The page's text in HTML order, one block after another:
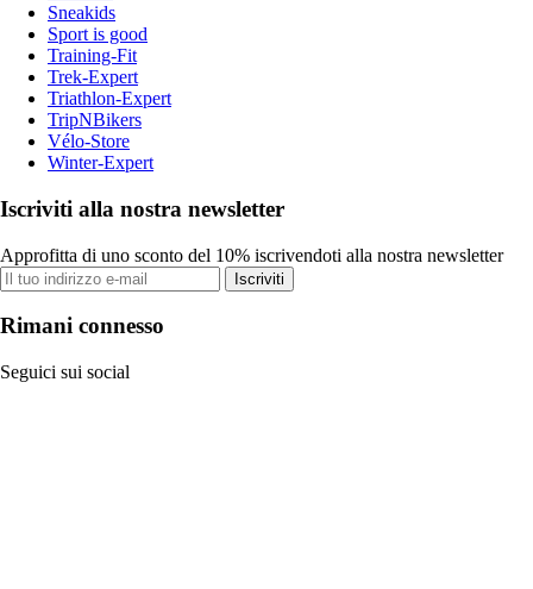
Sneakids
Sport is good
Training-Fit
Trek-Expert
Triathlon-Expert
TripNBikers
Vélo-Store
Winter-Expert
Iscriviti alla nostra newsletter
Approfitta di uno sconto del 10% iscrivendoti alla nostra newsletter
Iscriviti
Rimani connesso
Seguici sui social